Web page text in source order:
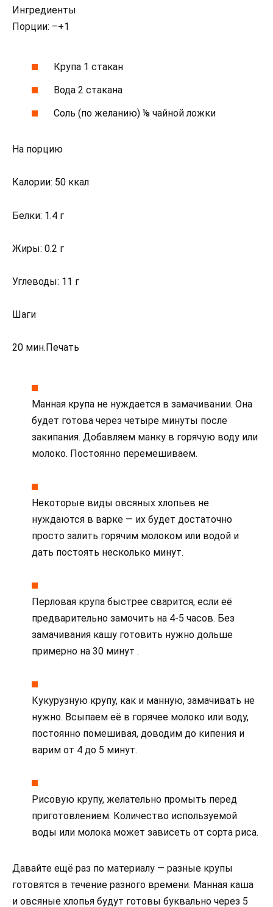
Ингредиенты
Порции: –+1
Крупа 1 стакан
Вода 2 стакана
Соль (по желанию) ⅛ чайной ложки
На порцию
Калории: 50 ккал
Белки: 1.4 г
Жиры: 0.2 г
Углеводы: 11 г
Шаги
20 мин.Печать
Манная крупа не нуждается в замачивании. Она
будет готова через четыре минуты после
закипания. Добавляем манку в горячую воду или
молоко. Постоянно перемешиваем.
Некоторые виды овсяных хлопьев не
нуждаются в варке — их будет достаточно
просто залить горячим молоком или водой и
дать постоять несколько минут.
Перловая крупа быстрее сварится, если её
предварительно замочить на 4-5 часов. Без
замачивания кашу готовить нужно дольше
примерно на 30 минут .
Кукурузную крупу, как и манную, замачивать не
нужно. Всыпаем её в горячее молоко или воду,
постоянно помешивая, доводим до кипения и
варим от 4 до 5 минут.
Рисовую крупу, желательно промыть перед
приготовлением. Количество используемой
воды или молока может зависеть от сорта риса.
Давайте ещё раз по материалу — разные крупы
готовятся в течение разного времени. Манная каша
и овсяные хлопья будут готовы буквально через 5